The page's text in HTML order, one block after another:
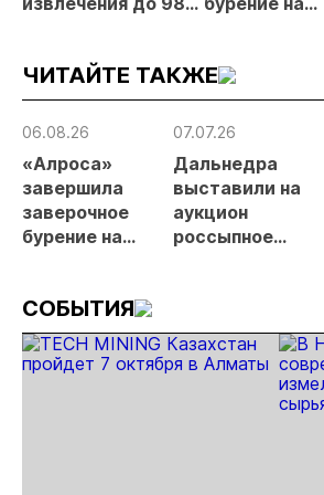
шлака
Дегдекан
ЧИТАЙТЕ ТАКЖЕ
06.08.26
«Алроса»
завершила
заверочное
бурение на
Дегдекан
07.07.26
Дальнедра
выставили на
аукцион
россыпное
запасами 143 кг
золота
СОБЫТИЯ